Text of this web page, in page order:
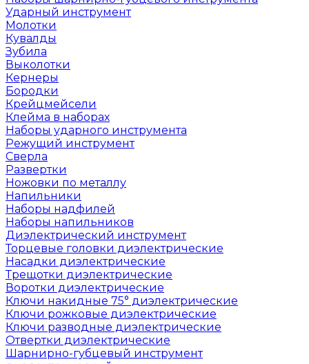
Ударный инструмент
Молотки
Кувалды
Зубила
Выколотки
Кернеры
Бородки
Крейцмейсели
Клейма в наборах
Наборы ударного инструмента
Режущий инструмент
Сверла
Развертки
Ножовки по металлу
Напильники
Наборы надфилей
Наборы напильников
Диэлектрический инструмент
Торцевые головки диэлектрические
Насадки диэлектрические
Трещотки диэлектрические
Воротки диэлектрические
Ключи накидные 75° диэлектрические
Ключи рожковые диэлектрические
Ключи разводные диэлектрические
Отвертки диэлектрические
Шарнирно-губцевый инструмент